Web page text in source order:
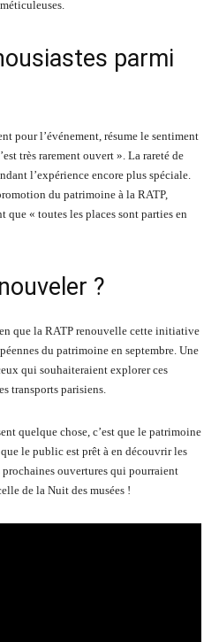
parmi
pour l’événement, résume le sentiment
très rarement ouvert ». La rareté de
l’expérience encore plus spéciale.
du patrimoine à la RATP,
que « toutes les places sont parties en
?
que la RATP renouvelle cette initiative
du patrimoine en septembre. Une
qui souhaiteraient explorer ces
transports parisiens.
quelque chose, c’est que le patrimoine
le public est prêt à en découvrir les
prochaines ouvertures qui pourraient
de la Nuit des musées !